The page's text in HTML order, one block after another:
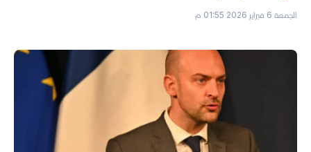
الجمعة 6 فبراير 2026 01:55 م